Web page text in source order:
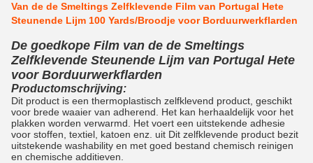
Van de de Smeltings Zelfklevende Film van Portugal Hete
Steunende Lijm 100 Yards/Broodje voor Borduurwerkflarden
De goedkope Film van de de Smeltings
Zelfklevende Steunende Lijm van Portugal Hete
voor Borduurwerkflarden
Productomschrijving:
Dit product is een thermoplastisch zelfklevend product, geschikt
voor brede waaier van adherend. Het kan herhaaldelijk voor het
plakken worden verwarmd. Het voert een uitstekende adhesie
voor stoffen, textiel, katoen enz. uit Dit zelfklevende product bezit
uitstekende washability en met goed bestand chemisch reinigen
en chemische additieven.